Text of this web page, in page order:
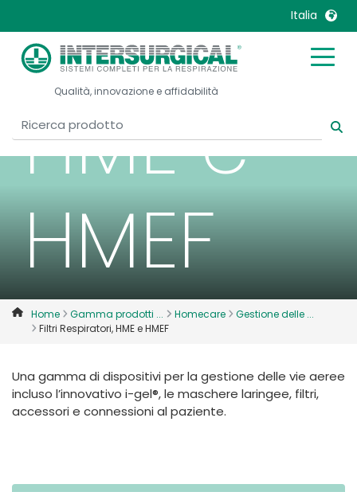
Italia
United Kingdom
United States
Belgique, Français
Canada, Français
Denmark
Deutschland
France
Russia
International English
Qualità, innovazione e affidabilità
HME e
HMEF
Home Gamma prodotti ... Homecare
Gestione delle ...
Filtri Respiratori, HME e HMEF
Una gamma di dispositivi per la gestione delle vie aeree
incluso l’innovativo i-gel®, le maschere laringee, filtri,
accessori e connessioni al paziente.